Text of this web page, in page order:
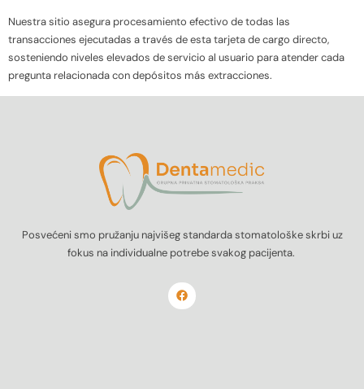
Nuestra sitio asegura procesamiento efectivo de todas las
transacciones ejecutadas a través de esta tarjeta de cargo directo,
sosteniendo niveles elevados de servicio al usuario para atender cada
pregunta relacionada con depósitos más extracciones.
Posvećeni smo pružanju najvišeg standarda stomatološke skrbi uz
fokus na individualne potrebe svakog pacijenta.